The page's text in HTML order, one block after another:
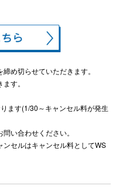
め切らせていただきます。
す。
ます(1/30～キャンセル料が発生
い合わせください。
セルはキャンセル料としてWS